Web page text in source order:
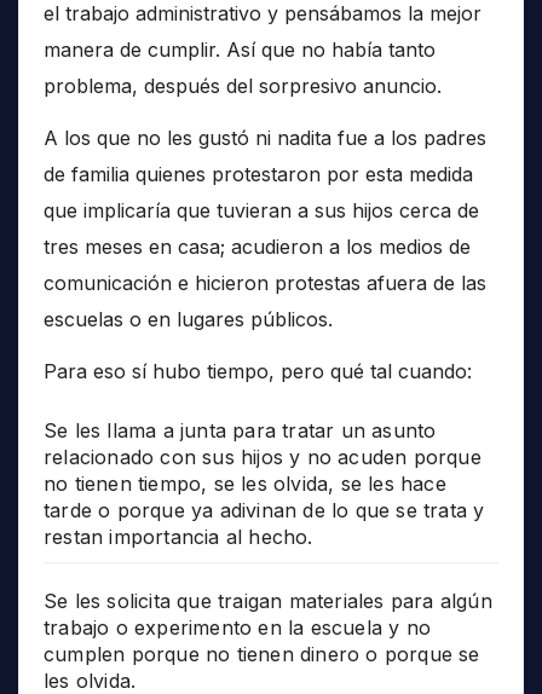
el trabajo administrativo y pensábamos la mejor
manera de cumplir. Así que no había tanto
problema, después del sorpresivo anuncio.
A los que no les gustó ni nadita fue a los padres
de familia quienes protestaron por esta medida
que implicaría que tuvieran a sus hijos cerca de
tres meses en casa; acudieron a los medios de
comunicación e hicieron protestas afuera de las
escuelas o en lugares públicos.
Para eso sí hubo tiempo, pero qué tal cuando:
Se les llama a junta para tratar un asunto
relacionado con sus hijos y no acuden porque
no tienen tiempo, se les olvida, se les hace
tarde o porque ya adivinan de lo que se trata y
restan importancia al hecho.
Se les solicita que traigan materiales para algún
trabajo o experimento en la escuela y no
cumplen porque no tienen dinero o porque se
les olvida.